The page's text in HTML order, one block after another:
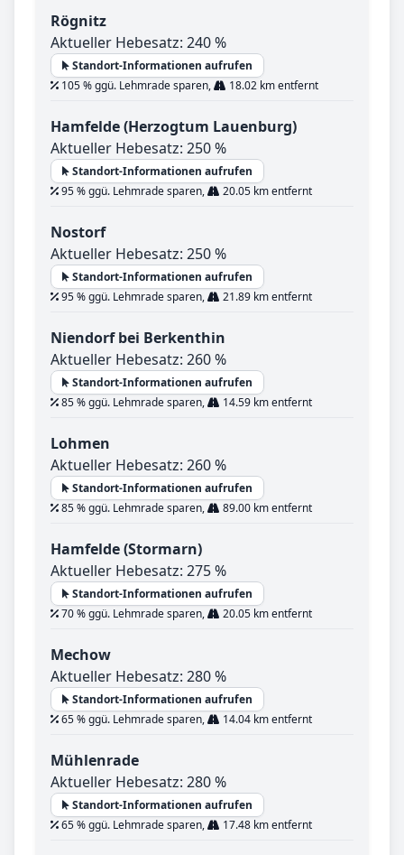
Rögnitz
Aktueller Hebesatz: 240 %
Standort-Informationen aufrufen
105 % ggü. Lehmrade sparen,
18.02 km entfernt
Hamfelde (Herzogtum Lauenburg)
Aktueller Hebesatz: 250 %
Standort-Informationen aufrufen
95 % ggü. Lehmrade sparen,
20.05 km entfernt
Nostorf
Aktueller Hebesatz: 250 %
Standort-Informationen aufrufen
95 % ggü. Lehmrade sparen,
21.89 km entfernt
Niendorf bei Berkenthin
Aktueller Hebesatz: 260 %
Standort-Informationen aufrufen
85 % ggü. Lehmrade sparen,
14.59 km entfernt
Lohmen
Aktueller Hebesatz: 260 %
Standort-Informationen aufrufen
85 % ggü. Lehmrade sparen,
89.00 km entfernt
Hamfelde (Stormarn)
Aktueller Hebesatz: 275 %
Standort-Informationen aufrufen
70 % ggü. Lehmrade sparen,
20.05 km entfernt
Mechow
Aktueller Hebesatz: 280 %
Standort-Informationen aufrufen
65 % ggü. Lehmrade sparen,
14.04 km entfernt
Mühlenrade
Aktueller Hebesatz: 280 %
Standort-Informationen aufrufen
65 % ggü. Lehmrade sparen,
17.48 km entfernt